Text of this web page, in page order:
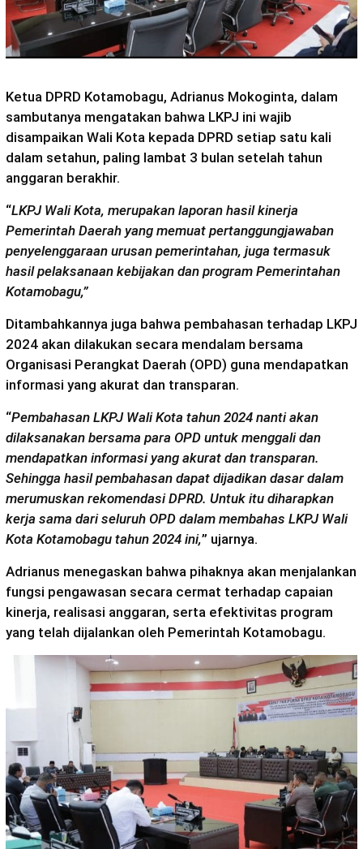
Ketua DPRD Kotamobagu, Adrianus Mokoginta, dalam
sambutanya mengatakan bahwa LKPJ ini wajib
disampaikan Wali Kota kepada DPRD setiap satu kali
dalam setahun, paling lambat 3 bulan setelah tahun
anggaran berakhir.
“LKPJ Wali Kota, merupakan laporan hasil kinerja
Pemerintah Daerah yang memuat pertanggungjawaban
penyelenggaraan urusan pemerintahan, juga termasuk
hasil pelaksanaan kebijakan dan program Pemerintahan
Kotamobagu,”
Ditambahkannya juga bahwa pembahasan terhadap LKPJ
2024 akan dilakukan secara mendalam bersama
Organisasi Perangkat Daerah (OPD) guna mendapatkan
informasi yang akurat dan transparan.
“Pembahasan LKPJ Wali Kota tahun 2024 nanti akan
dilaksanakan bersama para OPD untuk menggali dan
mendapatkan informasi yang akurat dan transparan.
Sehingga hasil pembahasan dapat dijadikan dasar dalam
merumuskan rekomendasi DPRD. Untuk itu diharapkan
kerja sama dari seluruh OPD dalam membahas LKPJ Wali
Kota Kotamobagu tahun 2024 ini,” ujarnya.
Adrianus menegaskan bahwa pihaknya akan menjalankan
fungsi pengawasan secara cermat terhadap capaian
kinerja, realisasi anggaran, serta efektivitas program
yang telah dijalankan oleh Pemerintah Kotamobagu.